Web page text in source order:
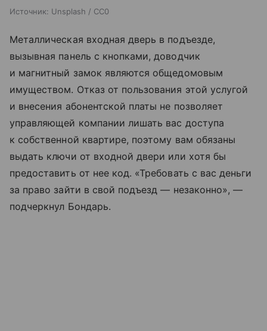
Источник: Unsplash / CC0
Металлическая входная дверь в подъезде,
вызывная панель с кнопками, доводчик
и магнитный замок являются общедомовым
имуществом. Отказ от пользования этой услугой
и внесения абонентской платы не позволяет
управляющей компании лишать вас доступа
к собственной квартире, поэтому вам обязаны
выдать ключи от входной двери или хотя бы
предоставить от нее код. «Требовать с вас деньги
за право зайти в свой подъезд — незаконно», —
подчеркнул Бондарь.